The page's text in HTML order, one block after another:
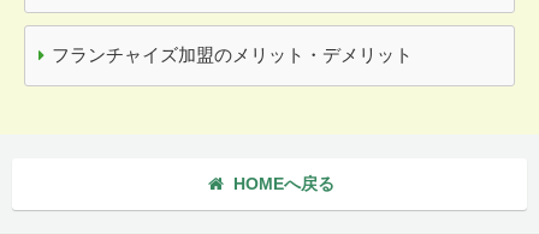
フランチャイズ加盟のメリット・デメリット
HOMEへ戻る